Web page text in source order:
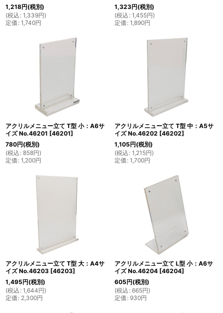
1,218円(税別)
(税込 : 1,339円)
定価 : 1,740円
1,323円(税別)
(税込 : 1,455円)
定価 : 1,890円
アクリルメニュー立て T型 小：A6サ
イズ No.46201 [46201]
780円(税別)
(税込 : 858円)
定価 : 1,200円
アクリルメニュー立て T型 中：A5サ
イズ No.46202 [46202]
1,105円(税別)
(税込 : 1,215円)
定価 : 1,700円
アクリルメニュー立て T型 大：A4サ
イズ No.46203 [46203]
1,495円(税別)
(税込 : 1,644円)
定価 : 2,300円
アクリルメニュー立て L型 小：A6サ
イズ No.46204 [46204]
605円(税別)
(税込 : 665円)
定価 : 930円